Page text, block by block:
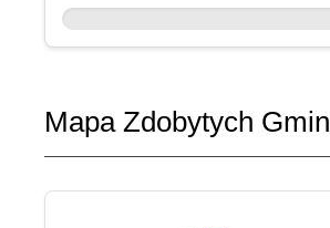
Mapa Zdobytych Gmin